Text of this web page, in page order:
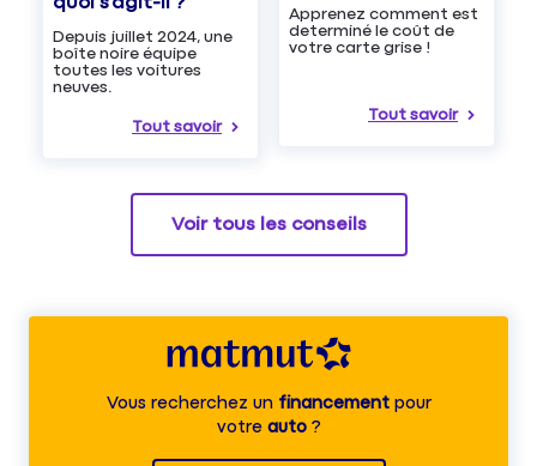
Depuis juillet 2024, une
boîte noire équipe
toutes les voitures
neuves.
Tout savoir
Apprenez comment est
determiné le coût de
votre carte grise !
Tout savoir
Voir tous les conseils
Vous recherchez unfinancementpour
votre auto?